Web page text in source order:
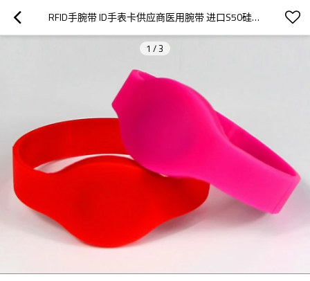
RFID手腕带 ID手表卡供应商医用腕带 进口S50硅胶手腕带
1 /3